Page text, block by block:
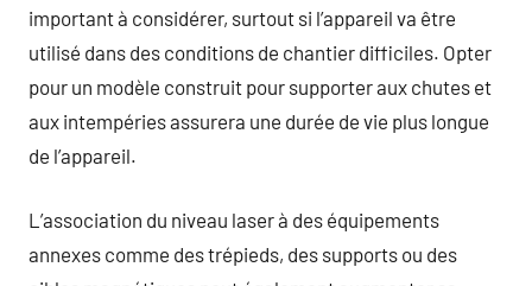
important à considérer, surtout si l’appareil va être
utilisé dans des conditions de chantier difficiles. Opter
pour un modèle construit pour supporter aux chutes et
aux intempéries assurera une durée de vie plus longue
de l’appareil.
L’association du niveau laser à des équipements
annexes comme des trépieds, des supports ou des